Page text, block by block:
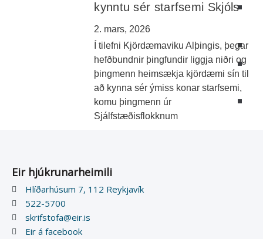
kynntu sér starfsemi Skjóls
2. mars, 2026
Í tilefni Kjördæmaviku Alþingis, þegar
hefðbundnir þingfundir liggja niðri og
þingmenn heimsækja kjördæmi sín til
að kynna sér ýmiss konar starfsemi,
komu þingmenn úr
Sjálfstæðisflokknum
Eir hjúkrunarheimili
Hlíðarhúsum 7, 112 Reykjavík
522-5700
skrifstofa@eir.is
Eir á facebook